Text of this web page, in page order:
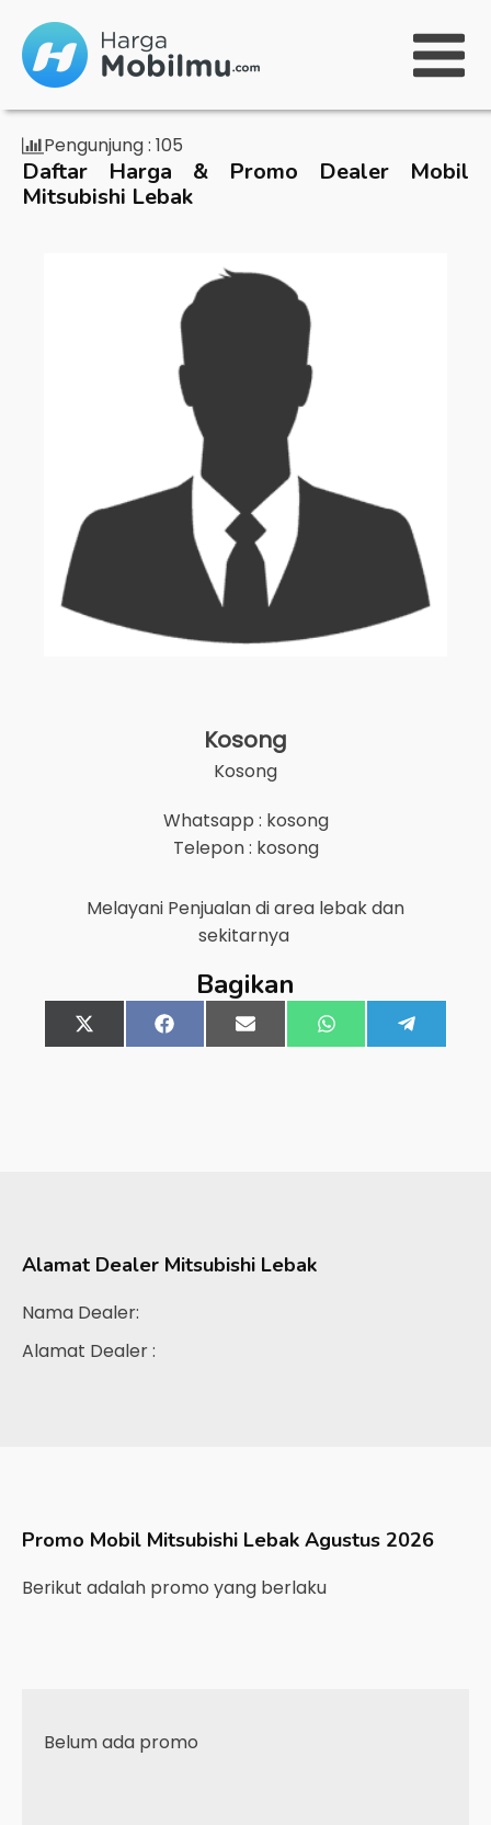
Pengunjung : 105
Daftar Harga & Promo Dealer Mobil
Mitsubishi Lebak
Kosong
Kosong
Whatsapp : kosong
Telepon : kosong
Melayani Penjualan di area lebakdan
sekitarnya
Bagikan
Share
on
X
(Twitter)
Share
on
FacebookShare
on
Email Share
on
WhatsApp
on
Alamat Dealer Mitsubishi Lebak
Nama Dealer:
Alamat Dealer :
Promo Mobil Mitsubishi Lebak Agustus 2026
Berikut adalah promo yang berlaku
Belum ada promo